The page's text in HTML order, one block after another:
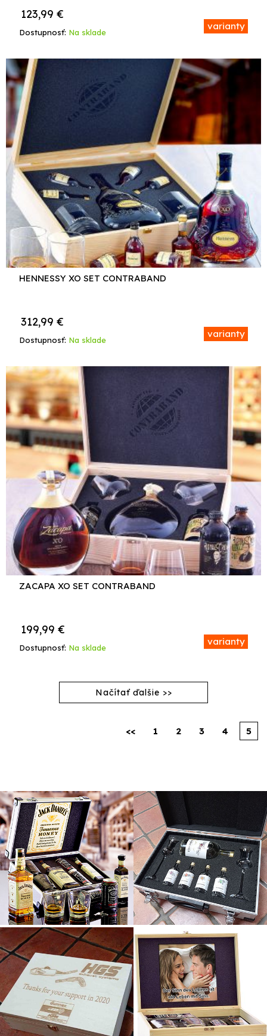
Dostupnosť: Na sklade
varianty
123,99 €
HENNESSY XO SET CONTRABAND
Dostupnosť: Na sklade
varianty
312,99 €
ZACAPA XO SET CONTRABAND
Dostupnosť: Na sklade
varianty
199,99 €
<< 1 2 3 4 5